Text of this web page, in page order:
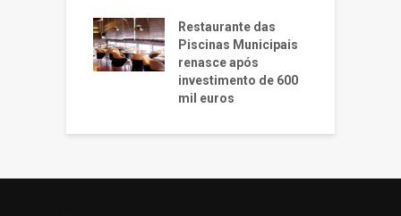
Restaurante das
Piscinas Municipais
renasce após
investimento de 600
mil euros